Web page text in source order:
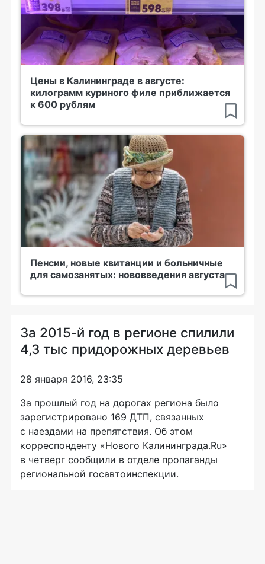
Цены в Калининграде в августе:
килограмм куриного филе приближается
к 600 рублям
Пенсии, новые квитанции и больничные
для самозанятых: нововведения августа
За 2015-й год в регионе спилили
4,3 тыс придорожных деревьев
28 января 2016, 23:35
За прошлый год на дорогах региона было
зарегистрировано 169 ДТП, связанных
с наездами на препятствия. Об этом
корреспонденту «Нового Калининграда.Ru»
в четверг сообщили в отделе пропаганды
региональной госавтоинспекции.